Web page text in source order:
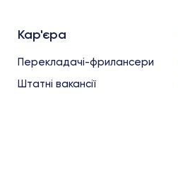
Кар'єра
Перекладачі-фрилансери
Штатні вакансії